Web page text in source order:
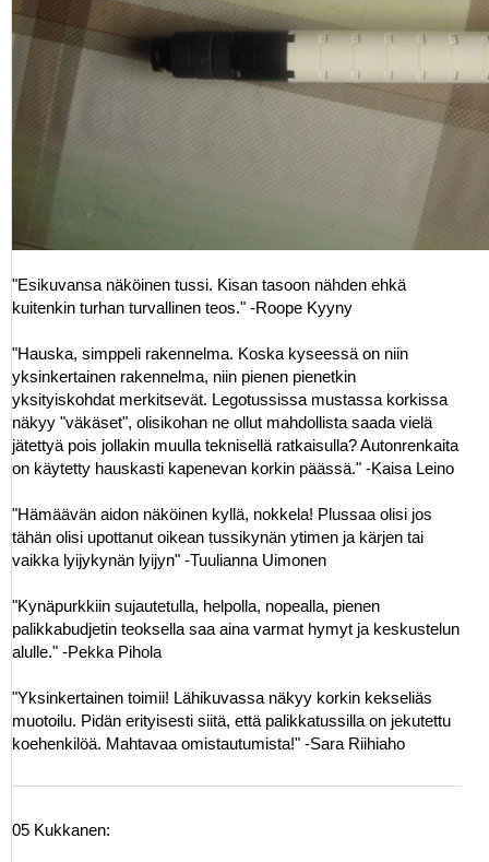
"Esikuvansa näköinen tussi. Kisan tasoon nähden ehkä
kuitenkin turhan turvallinen teos." -Roope Kyyny
"Hauska, simppeli rakennelma. Koska kyseessä on niin
yksinkertainen rakennelma, niin pienen pienetkin
yksityiskohdat merkitsevät. Legotussissa mustassa korkissa
näkyy "väkäset", olisikohan ne ollut mahdollista saada vielä
jätettyä pois jollakin muulla teknisellä ratkaisulla? Autonrenkaita
on käytetty hauskasti kapenevan korkin päässä." -Kaisa Leino
"Hämäävän aidon näköinen kyllä, nokkela! Plussaa olisi jos
tähän olisi upottanut oikean tussikynän ytimen ja kärjen tai
vaikka lyijykynän lyijyn" -Tuulianna Uimonen
"Kynäpurkkiin sujautetulla, helpolla, nopealla, pienen
palikkabudjetin teoksella saa aina varmat hymyt ja keskustelun
alulle." -Pekka Pihola
"Yksinkertainen toimii! Lähikuvassa näkyy korkin kekseliäs
muotoilu. Pidän erityisesti siitä, että palikkatussilla on jekutettu
koehenkilöä. Mahtavaa omistautumista!" -Sara Riihiaho
05 Kukkanen: